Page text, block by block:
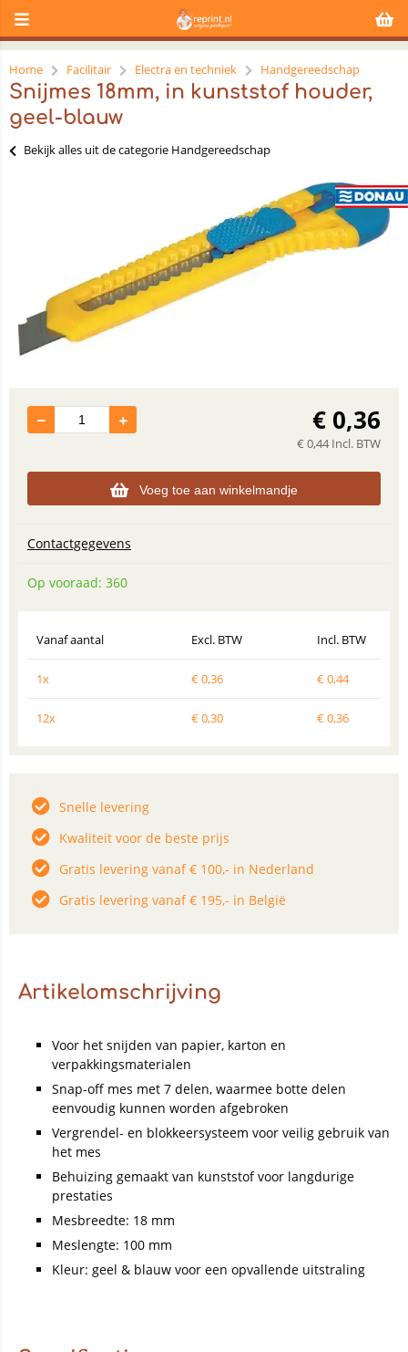
Home Facilitair Electra en techniek Handgereedschap
Snijmes 18mm, in kunststof houder,
geel-blauw
Bekijk alles uit de categorie Handgereedschap
€ 0,36
€ 0,44 Incl. BTW
Voeg toe aan winkelmandje
Contactgegevens
Op vooraad: 360
Vanaf aantal Excl. BTW Incl. BTW
1x €0,36 €0,44
12x €0,30 €0,36
Snelle levering
Kwaliteit voor de beste prijs
Gratis levering vanaf € 100,- in Nederland
Gratis levering vanaf € 195,- in België
Artikelomschrijving
Voor het snijden van papier, karton en
verpakkingsmaterialen
Snap-off mes met 7 delen, waarmee botte delen
eenvoudig kunnen worden afgebroken
Vergrendel- en blokkeersysteem voor veilig gebruik van
het mes
Behuizing gemaakt van kunststof voor langdurige
prestaties
Mesbreedte: 18 mm
Meslengte: 100 mm
Kleur: geel & blauw voor een opvallende uitstraling